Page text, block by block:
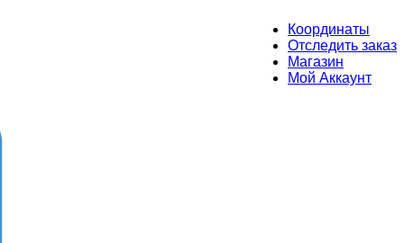
Координаты
Отследить заказ
Магазин
Мой Аккаунт